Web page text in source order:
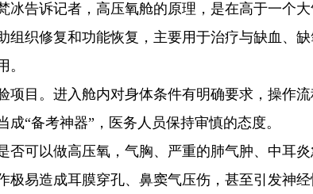
冰告诉记者，高压氧舱的原理，是在高于一个
织修复和功能恢复，主要用于治疗与缺血、
项目。进入舱内对身体条件有明确要求，操作
“备考神器”，医务人员保持审慎的态度。
否可以做高压氧，气胸、严重的肺气肿、中耳
易造成耳膜穿孔、鼻窦气压伤，甚至引发神